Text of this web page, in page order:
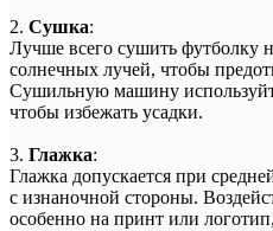
2. Сушка:
Лучше всего сушить футболку
солнечных лучей, чтобы
Сушильную машину
чтобы избежать усадки.
3. Глажка:
Глажка допускается при
с изнаночной стороны.
особенно на принт или